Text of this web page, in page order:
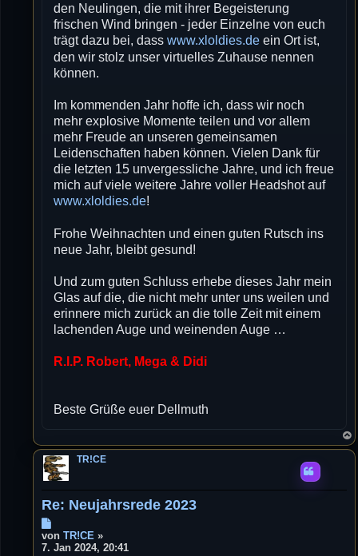
den Neulingen, die mit ihrer Begeisterung
frischen Wind bringen - jeder Einzelne von euch
trägt dazu bei, dasswww.xloldies.de ein Ort ist,
den wir stolz unser virtuelles Zuhause nennen
können.
Im kommenden Jahr hoffe ich, dass wir noch
mehr explosive Momente teilen und vor allem
mehr Freude an unseren gemeinsamen
Leidenschaften haben können. Vielen Dank für
die letzten 15 unvergessliche Jahre, und ich freue
mich auf viele weitere Jahre voller Headshot auf
www.xloldies.de!
Frohe Weihnachten und einen guten Rutsch ins
neue Jahr, bleibt gesund!
Und zum guten Schluss erhebe dieses Jahr mein
Glas auf die, die nicht mehr unter uns weilen und
erinnere mich zurück an die tolle Zeit mit einem
lachenden Auge und weinenden Auge …
R.I.P. Robert, Mega & Didi
Beste Grüße euer Dellmuth
c
TR!CE
Re: Neujahrsrede 2023
e
i
vonTR!CE »
7. Jan 2024, 20:41